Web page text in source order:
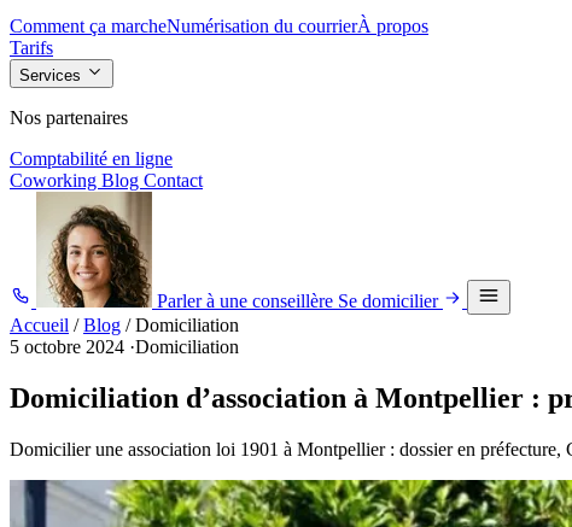
Comment ça marcheNumérisation du courrierÀ propos
Tarifs
Services
Nos partenaires
Comptabilité en ligne
Coworking Blog Contact
Parler à une conseillère Se domicilier
Accueil / Blog / Domiciliation
5 octobre 2024 ·Domiciliation
Domiciliation d’association à Montpellier :
Domicilier une association loi 1901 à Montpellier : dossier en